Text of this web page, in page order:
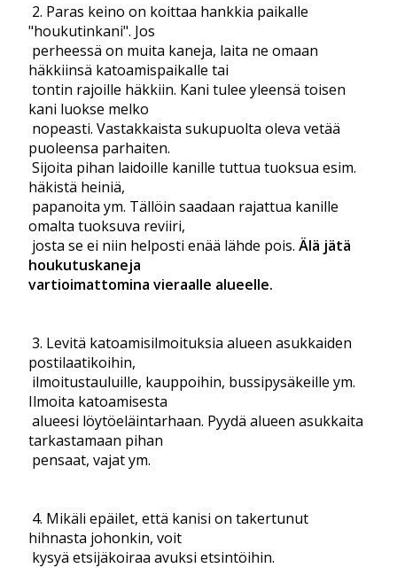
2. Paras keino on koittaa hankkia paikalle
"houkutinkani". Jos
perheessä on muita kaneja, laita ne omaan
häkkiinsä katoamispaikalle tai
tontin rajoille häkkiin. Kani tulee yleensä toisen
kani luokse melko
nopeasti. Vastakkaista sukupuolta oleva vetää
puoleensa parhaiten.
Sijoita pihan laidoille kanille tuttua tuoksua esim.
häkistä heiniä,
papanoita ym. Tällöin saadaan rajattua kanille
omalta tuoksuva reviiri,
josta se ei niin helposti enää lähde pois. Älä jätä
houkutuskaneja
vartioimattomina vieraalle alueelle.
3. Levitä katoamisilmoituksia alueen asukkaiden
postilaatikoihin,
ilmoitustauluille, kauppoihin, bussipysäkeille ym.
Ilmoita katoamisesta
alueesi löytöeläintarhaan. Pyydä alueen asukkaita
tarkastamaan pihan
pensaat, vajat ym.
4. Mikäli epäilet, että kanisi on takertunut
hihnasta johonkin, voit
kysyä etsijäkoiraa avuksi etsintöihin.